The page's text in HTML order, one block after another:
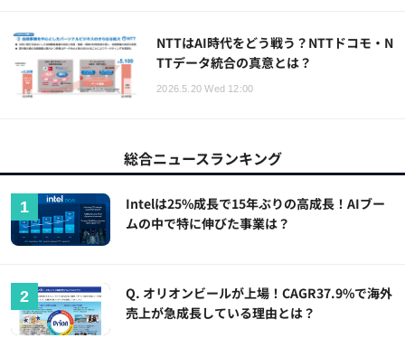
NTTはAI時代をどう戦う？NTTドコモ・N
TTデータ統合の真意とは？
2026.5.20 Wed 12:00
総合ニュースランキング
Intelは25%成長で15年ぶりの高成長！AIブー
ムの中で特に伸びた事業は？
Q. オリオンビールが上場！CAGR37.9%で海外
売上が急成長している理由とは？